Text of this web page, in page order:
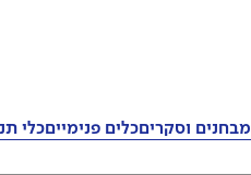
מבחנים וסקריםכלים פנימייםכלי